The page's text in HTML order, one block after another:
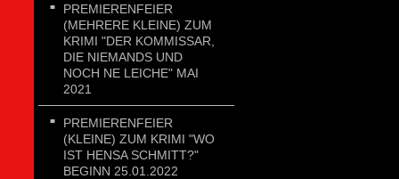
PREMIERENFEIER
(MEHRERE KLEINE) ZUM
KRIMI "DER KOMMISSAR,
DIE NIEMANDS UND
NOCH NE LEICHE" MAI
2021
PREMIERENFEIER
(KLEINE) ZUM KRIMI "WO
IST HENSA SCHMITT?"
BEGINN 25.01.2022